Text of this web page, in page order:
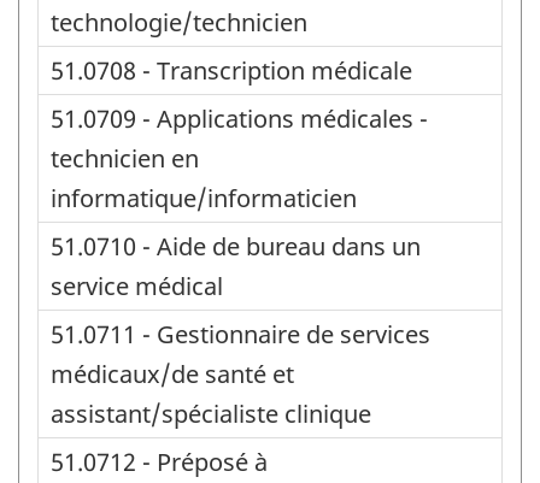
technologie/technicien
51.0708 - Transcription médicale
51.0709 - Applications médicales -
technicien en
informatique/informaticien
51.0710 - Aide de bureau dans un
service médical
51.0711 - Gestionnaire de services
médicaux/de santé et
assistant/spécialiste clinique
51.0712 - Préposé à